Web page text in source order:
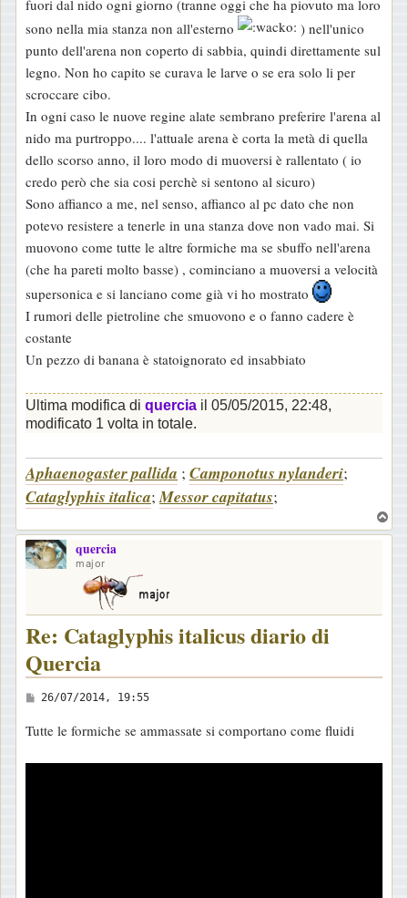
g
g
i
o
fuori dal nido ogni giorno (tranne oggi che ha piovuto ma loro
sono nella mia stanza non all'esterno
) nell'unico
punto dell'arena non coperto di sabbia, quindi direttamente sul
legno. Non ho capito se curava le larve o se era solo li per
scroccare cibo.
In ogni caso le nuove regine alate sembrano preferire l'arena al
nido ma purtroppo.... l'attuale arena è corta la metà di quella
dello scorso anno, il loro modo di muoversi è rallentato ( io
credo però che sia cosi perchè si sentono al sicuro)
Sono affianco a me, nel senso, affianco al pc dato che non
potevo resistere a tenerle in una stanza dove non vado mai. Si
muovono come tutte le altre formiche ma se sbuffo nell'arena
(che ha pareti molto basse) , cominciano a muoversi a velocità
supersonica e si lanciano come già vi ho mostrato
I rumori delle pietroline che smuovono e o fanno cadere è
costante
Un pezzo di banana è statoignorato ed insabbiato
Ultima modifica di quercia il 05/05/2015, 22:48,
modificato 1 volta in totale.
Aphaenogaster pallida ; Camponotus nylanderi;
Cataglyphis italica;Messor capitatus;
o
quercia
major
Re: Cataglyphis italicus diario di
Quercia
M
s
s
26/07/2014, 19:55
Tutte le formiche se ammassate si comportano come fluidi